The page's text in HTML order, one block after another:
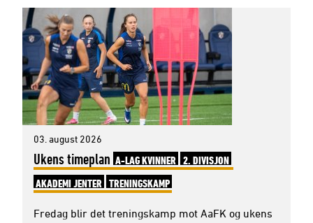
03. august 2026
Ukens timeplan A-LAG KVINNER
2. DIVISJON
AKADEMI JENTER
TRENINGSKAMP
Fredag blir det treningskamp mot AaFK og ukens